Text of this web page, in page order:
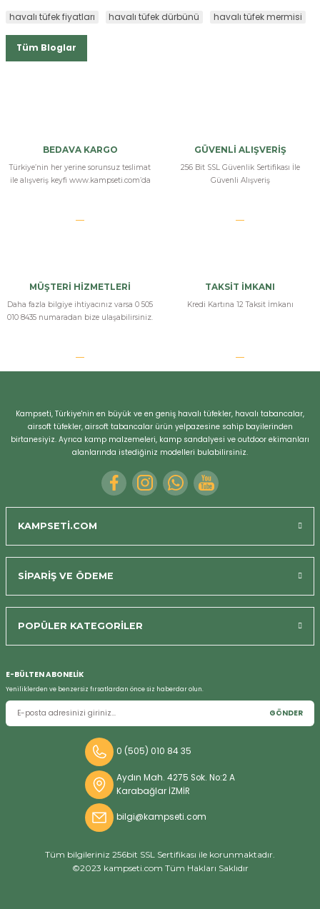
havalı tüfek fiyatları havalı tüfek dürbünü havalı tüfek mermisi
Tüm Bloglar
BEDAVA KARGO
Türkiye’nin her yerine sorunsuz teslimat
ile alışveriş keyfi www.kampseti.com’da
GÜVENLİ ALIŞVERİŞ
256 Bit SSL Güvenlik Sertifikası İle
Güvenli Alışveriş
MÜŞTERİ HİZMETLERİ
Daha fazla bilgiye ihtiyacınız varsa 0 505
010 8435 numaradan bize ulaşabilirsiniz.
TAKSİT İMKANI
Kredi Kartına 12 Taksit İmkanı
Kampseti, Türkiye'nin en büyük ve en geniş havalı tüfekler, havalı tabancalar,
airsoft tüfekler, airsoft tabancalar ürün yelpazesine sahip bayilerinden
birtanesiyiz. Ayrıca kamp malzemeleri, kamp sandalyesi ve outdoor ekimanları
alanlarında istediğiniz modelleri bulabilirsiniz.
KAMPSETİ.COM
SİPARİŞ VE ÖDEME
POPÜLER KATEGORİLER
E-BÜLTEN ABONELİK
Yeniliklerden ve benzersiz fırsatlardan önce siz haberdar olun.
GÖNDER
0 (505) 010 84 35
Aydın Mah. 4275 Sok. No:2 A
Karabağlar İZMİR
bilgi@kampseti.com
Tüm bilgileriniz 256bit SSL Sertifikası ile korunmaktadır.
©2023 kampseti.com Tüm Hakları Saklıdır